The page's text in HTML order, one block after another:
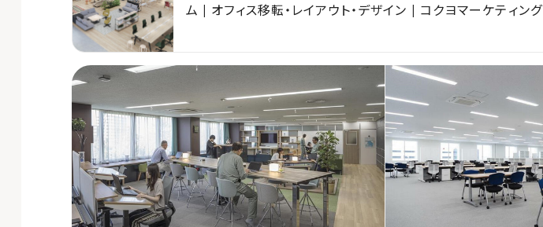
ム | オフィス移転・レイアウト・デザイン | コクヨマーケティング